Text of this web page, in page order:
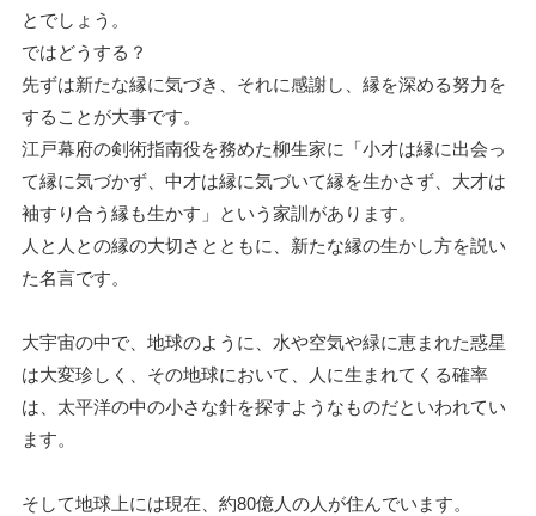
とでしょう。
ではどうする？
先ずは新たな縁に気づき、それに感謝し、縁を深める努力を
することが大事です。
江戸幕府の剣術指南役を務めた柳生家に「小才は縁に出会っ
て縁に気づかず、中才は縁に気づいて縁を生かさず、大才は
袖すり合う縁も生かす」という家訓があります。
人と人との縁の大切さとともに、新たな縁の生かし方を説い
た名言です。
大宇宙の中で、地球のように、水や空気や緑に恵まれた惑星
は大変珍しく、その地球において、人に生まれてくる確率
は、太平洋の中の小さな針を探すようなものだといわれてい
ます。
そして地球上には現在、約80億人の人が住んでいます。